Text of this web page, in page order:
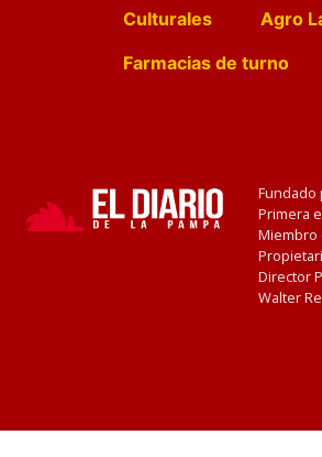
Culturales
Agro
Farmacias de turno
Fundado
Primera
Miembro
Director
Walter